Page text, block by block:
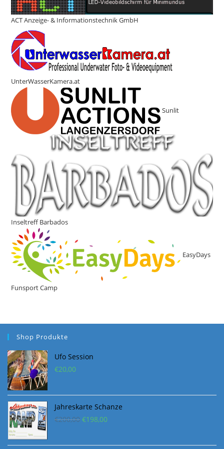
ACT Anzeige- & Informationstechnik GmbH
UnterWasserKamera.at
Sunlit
Inseltreff Barbados
EasyDays
Funsport Camp
Shop Produkte
Ufo Session
€20,00
Jahreskarte Schanze
€200,00 Ursprünglicher
war:
€198,00Aktueller
ist: